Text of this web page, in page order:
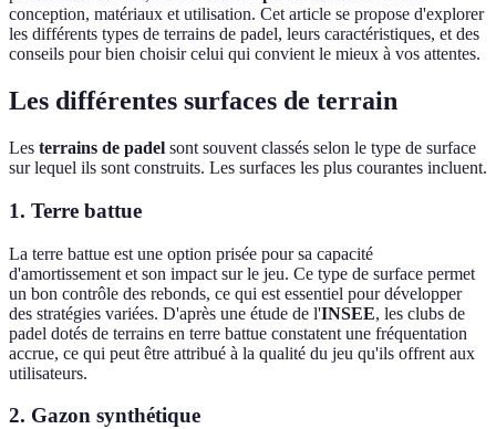
conception, matériaux et utilisation. Cet article se propose d'explorer
les différents types de terrains de padel, leurs caractéristiques, et des
conseils pour bien choisir celui qui convient le mieux à vos attentes.
Les différentes surfaces de terrain
Les terrains de padel sont souvent classés selon le type de surface
sur lequel ils sont construits. Les surfaces les plus courantes incluent.
1. Terre battue
La terre battue est une option prisée pour sa capacité
d'amortissement et son impact sur le jeu. Ce type de surface permet
un bon contrôle des rebonds, ce qui est essentiel pour développer
des stratégies variées. D'après une étude de l'INSEE, les clubs de
padel dotés de terrains en terre battue constatent une fréquentation
accrue, ce qui peut être attribué à la qualité du jeu qu'ils offrent aux
utilisateurs.
2. Gazon synthétique